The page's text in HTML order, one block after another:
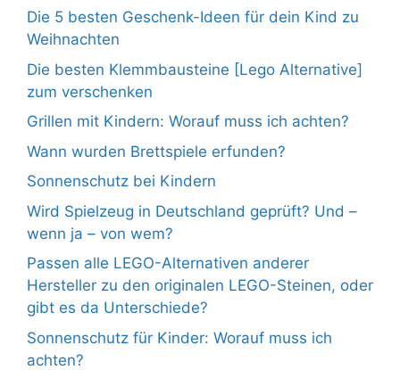
Die 5 besten Geschenk-Ideen für dein Kind zu
Weihnachten
Die besten Klemmbausteine [Lego Alternative]
zum verschenken
Grillen mit Kindern: Worauf muss ich achten?
Wann wurden Brettspiele erfunden?
Sonnenschutz bei Kindern
Wird Spielzeug in Deutschland geprüft? Und –
wenn ja – von wem?
Passen alle LEGO-Alternativen anderer
Hersteller zu den originalen LEGO-Steinen, oder
gibt es da Unterschiede?
Sonnenschutz für Kinder: Worauf muss ich
achten?